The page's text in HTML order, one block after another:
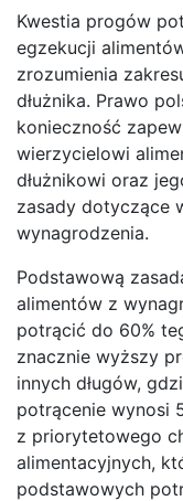
Kwestia progów
egzekucji
zrozumienia
dłużnika. Prawo
konieczność
wierzycielowi
dłużnikowi oraz
zasady dotyczące
wynagrodzenia.
Podstawową
alimentów z
potrącić do 60%
znacznie wyższy
innych długów,
potrącenie wynosi
z priorytetowego
alimentacyjnych,
podstawowych